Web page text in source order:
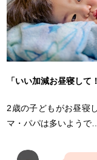
「いい加減お昼寝して
2歳の子どもがお昼寝
マ・パパは多いようで…